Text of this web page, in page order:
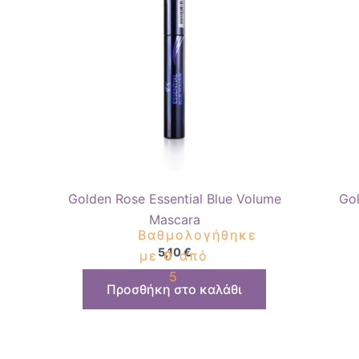
Golden Rose Essential Blue Volume
Mascara
Βαθμολογήθηκε
με0από
5
5,10€
Προσθήκη στο καλάθι